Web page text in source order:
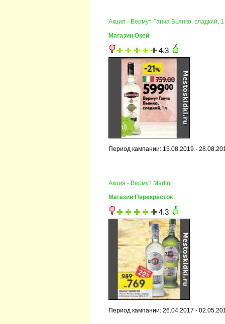
Акция - Вермут Ганча Бьянко, сладкий,
Магазин Окей
4.3
Период кампании: 15.08.2019 -
Акция - Вермут Martini
Магазин Перекрёсток
4.3
Период кампании: 26.04.2017 -